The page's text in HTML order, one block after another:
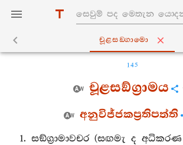
චූළසඞ‍්ගාමො
145
චූළසඞ්ග්‍රාමය
අනුවිජ්ජකප්‍රතිපත්ති
1. සඞ්ග්‍රාමාවචර (සඟමැ ද